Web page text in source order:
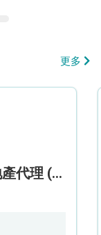
更多
全職/兼職持牌營業員/持牌地產代理 (長沙灣/將軍澳/油塘)